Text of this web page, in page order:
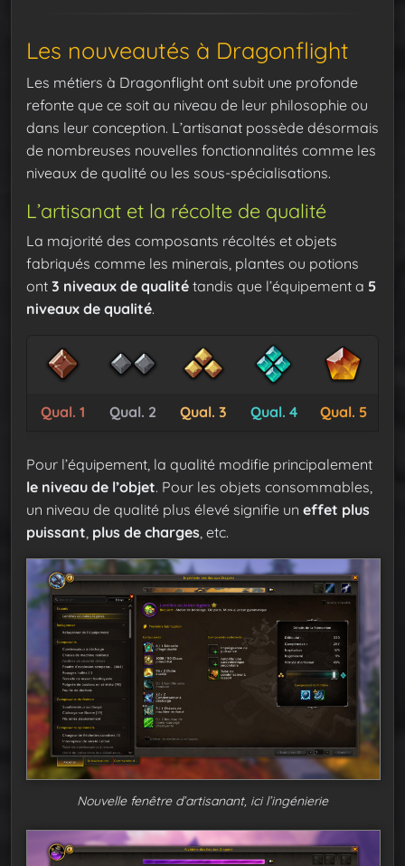
Les nouveautés à Dragonflight
Les métiers à Dragonflight ont subit une profonde
refonte que ce soit au niveau de leur philosophie ou
dans leur conception. L’artisanat possède désormais
de nombreuses nouvelles fonctionnalités comme les
niveaux de qualité ou les sous-spécialisations.
L’artisanat et la récolte de qualité
La majorité des composants récoltés et objets
fabriqués comme les minerais, plantes ou potions
ont 3 niveaux de qualité tandis que l’équipement a 5
niveaux de qualité.
Qual. 1 Qual. 2 Qual. 3 Qual. 4 Qual. 5
Pour l’équipement, la qualité modifie principalement
le niveau de l’objet. Pour les objets consommables,
un niveau de qualité plus élevé signifie un effet plus
puissant plus de charges , etc.
Nouvelle fenêtre d’artisanant, ici l’ingénierie